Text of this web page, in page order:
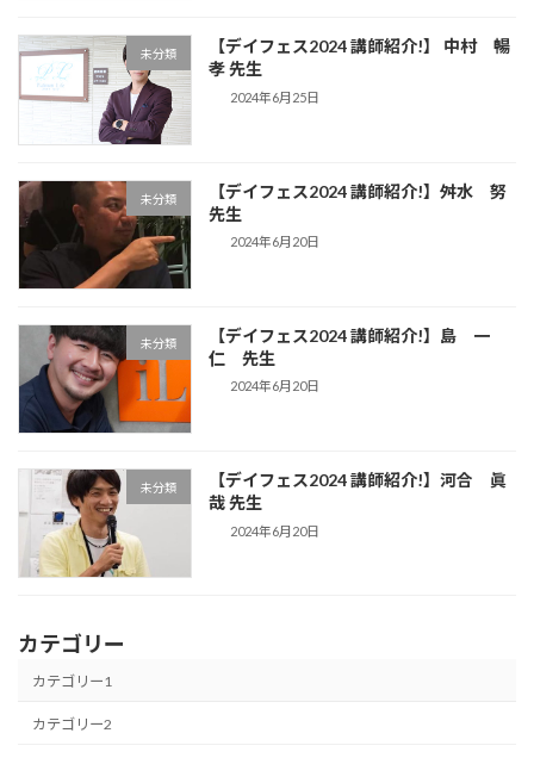
未分類
【デイフェス2024 講師紹介!】 中村 暢
孝 先生
2024年6月25日
未分類
【デイフェス2024 講師紹介!】舛水 努
先生
2024年6月20日
未分類
【デイフェス2024 講師紹介!】島 一
仁 先生
2024年6月20日
未分類
【デイフェス2024 講師紹介!】河合 眞
哉 先生
2024年6月20日
カテゴリー
カテゴリー1
カテゴリー2